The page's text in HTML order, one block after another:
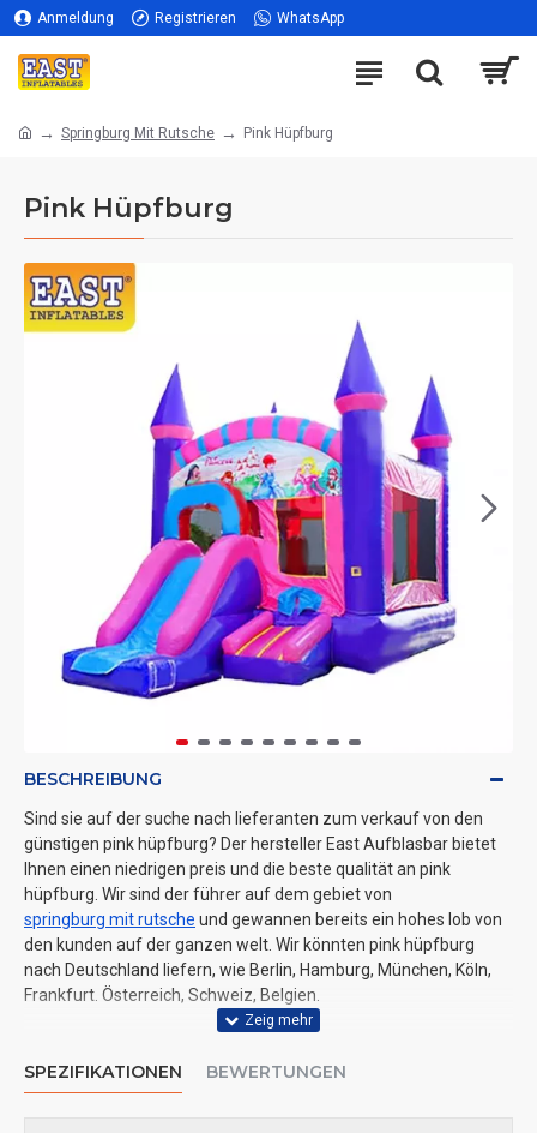
Anmeldung Registrieren WhatsApp
Springburg Mit Rutsche Pink Hüpfburg
Pink Hüpfburg
BESCHREIBUNG
Sind sie auf der suche nach lieferanten zum verkauf von den
günstigen pink hüpfburg? Der hersteller East Aufblasbar bietet
Ihnen einen niedrigen preis und die beste qualität an pink
hüpfburg. Wir sind der führer auf dem gebiet von
springburg mit rutsche und gewannen bereits ein hohes lob von
den kunden auf der ganzen welt. Wir könnten pink hüpfburg
nach Deutschland liefern, wie Berlin, Hamburg, München, Köln,
Frankfurt. Österreich, Schweiz, Belgien.
SPEZIFIKATIONEN BEWERTUNGEN